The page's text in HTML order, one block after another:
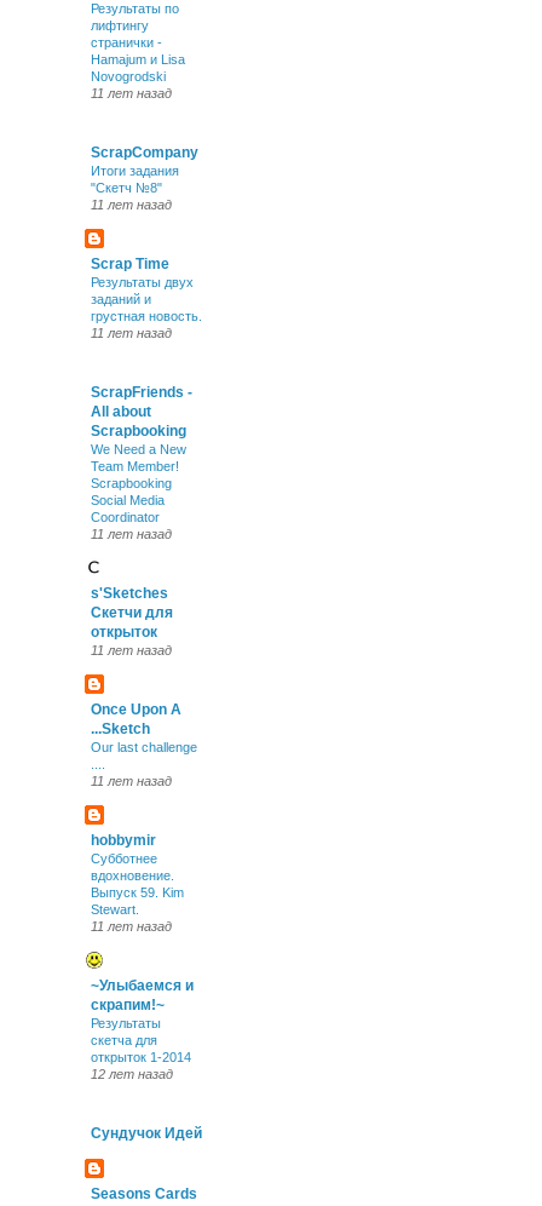
Результаты по
лифтингу
странички -
Нamajum и Lisa
Novogrodski
11 лет назад
ScrapCompany
Итоги задания
"Скетч №8"
11 лет назад
Scrap Тime
Результаты двух
заданий и
грустная новость.
11 лет назад
ScrapFriends -
All about
Scrapbooking
We Need a New
Team Member!
Scrapbooking
Social Media
Coordinator
11 лет назад
s'Sketches
Скетчи для
открыток
11 лет назад
Once Upon A
...Sketch
Our last challenge
11 лет назад
hobbymir
Субботнее
вдохновение.
Выпуск 59. Kim
Stewart.
11 лет назад
~Улыбаемся и
скрапим!~
Результаты
скетча для
открыток 1-2014
12 лет назад
Сундучок Идей
Seasons Cards